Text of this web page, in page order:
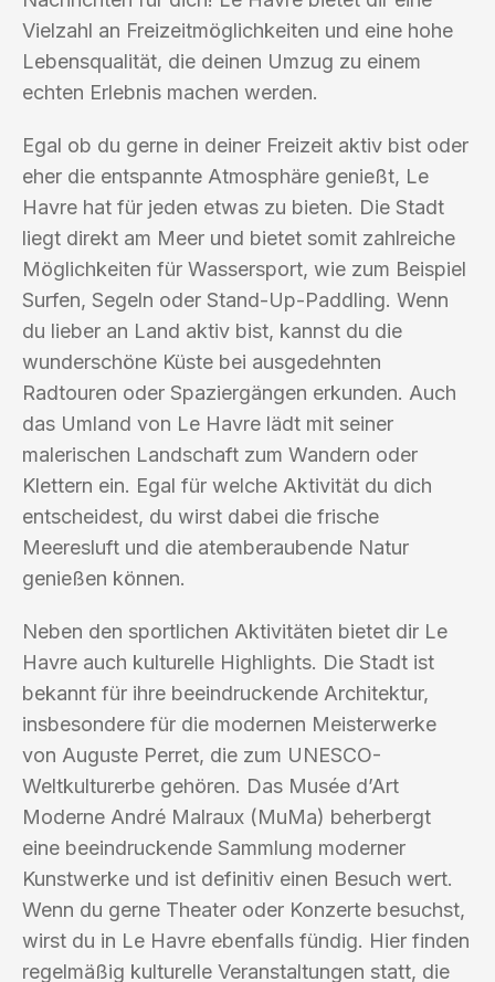
Vielzahl an Freizeitmöglichkeiten und eine hohe
Lebensqualität, die deinen Umzug zu einem
echten Erlebnis machen werden.
Egal ob du gerne in deiner Freizeit aktiv bist oder
eher die entspannte Atmosphäre genießt, Le
Havre hat für jeden etwas zu bieten. Die Stadt
liegt direkt am Meer und bietet somit zahlreiche
Möglichkeiten für Wassersport, wie zum Beispiel
Surfen, Segeln oder Stand-Up-Paddling. Wenn
du lieber an Land aktiv bist, kannst du die
wunderschöne Küste bei ausgedehnten
Radtouren oder Spaziergängen erkunden. Auch
das Umland von Le Havre lädt mit seiner
malerischen Landschaft zum Wandern oder
Klettern ein. Egal für welche Aktivität du dich
entscheidest, du wirst dabei die frische
Meeresluft und die atemberaubende Natur
genießen können.
Neben den sportlichen Aktivitäten bietet dir Le
Havre auch kulturelle Highlights. Die Stadt ist
bekannt für ihre beeindruckende Architektur,
insbesondere für die modernen Meisterwerke
von Auguste Perret, die zum UNESCO-
Weltkulturerbe gehören. Das Musée d’Art
Moderne André Malraux (MuMa) beherbergt
eine beeindruckende Sammlung moderner
Kunstwerke und ist definitiv einen Besuch wert.
Wenn du gerne Theater oder Konzerte besuchst,
wirst du in Le Havre ebenfalls fündig. Hier finden
regelmäßig kulturelle Veranstaltungen statt, die